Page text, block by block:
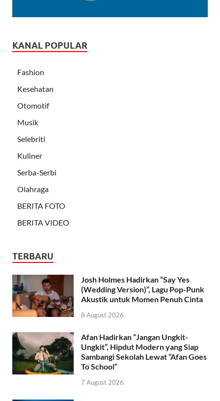
KANAL POPULAR
Fashion
Kesehatan
Otomotif
Musik
Selebriti
Kuliner
Serba-Serbi
Olahraga
BERITA FOTO
BERITA VIDEO
TERBARU
Josh Holmes Hadirkan “Say Yes
(Wedding Version)”, Lagu Pop-Punk
Akustik untuk Momen Penuh Cinta
8 August 2026
Afan Hadirkan “Jangan Ungkit-
Ungkit”, Hipdut Modern yang Siap
Sambangi Sekolah Lewat “Afan Goes
To School”
7 August 2026